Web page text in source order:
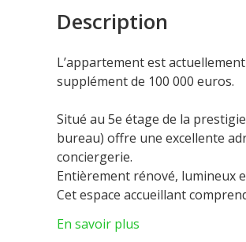
Description
L’appartement est
supplément de 100 000 euros.
Situé au 5e étage de la
bureau) offre une excellente
conciergerie.
Entièrement rénové, lumineux
Cet espace accueillant
Il bénéficie d’une vue paisible
En savoir plus